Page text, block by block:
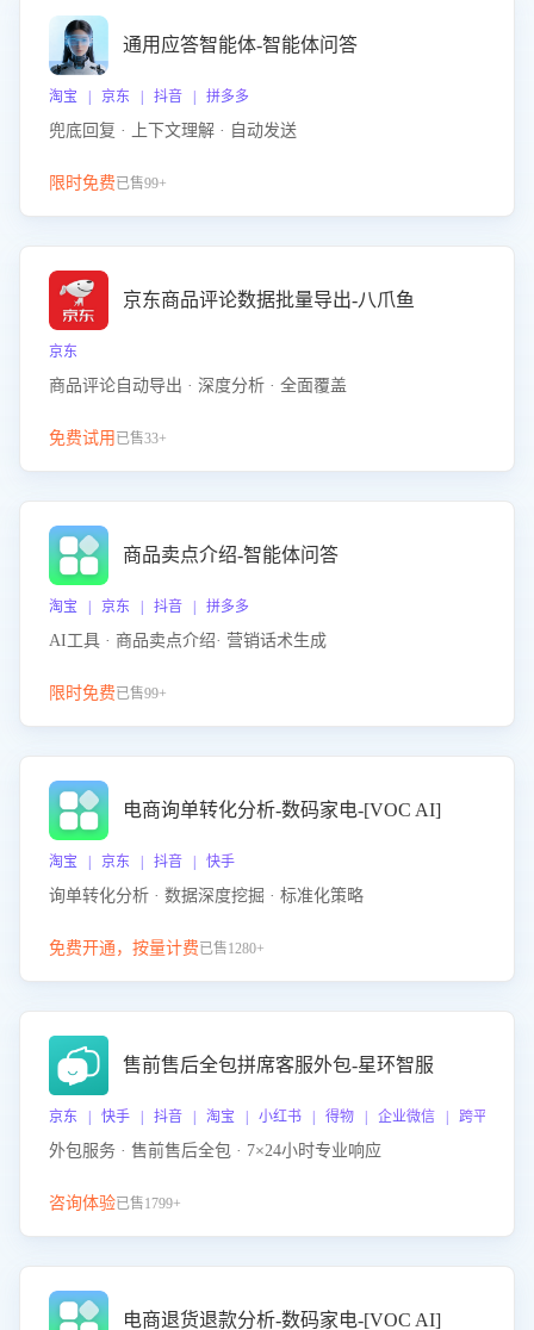
通用应答智能体-智能体问答
淘宝 | 京东 | 抖音 | 拼多多
兜底回复 · 上下文理解 · 自动发送
限时免费已售99+
京东商品评论数据批量导出-八爪鱼
京东
商品评论自动导出 · 深度分析 · 全面覆盖
免费试用 已售33+
商品卖点介绍-智能体问答
淘宝 | 京东 | 抖音 | 拼多多
AI工具 · 商品卖点介绍· 营销话术生成
限时免费已售99+
电商询单转化分析-数码家电-[VOC AI]
淘宝 | 京东 | 抖音 | 快手
询单转化分析 · 数据深度挖掘 · 标准化策略
免费开通，按量计费已售1280+
售前售后全包拼席客服外包-星环智服
京东 | 快手 | 抖音 | 淘宝 | 小红书 | 得物 | 企业微信 | 跨平台
外包服务 · 售前售后全包 · 7×24小时专业响应
咨询体验已售1799+
电商退货退款分析-数码家电-[VOC AI]